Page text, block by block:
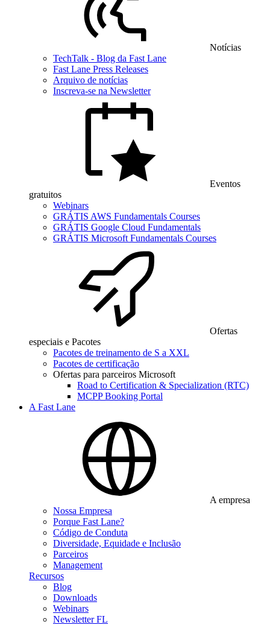
Notícias
TechTalk - Blog da Fast Lane
Fast Lane Press Releases
Arquivo de notícias
Inscreva-se na Newsletter
Eventos
gratuitos
Webinars
GRÁTIS AWS Fundamentals Courses
GRÁTIS Google Cloud Fundamentals
GRÁTIS Microsoft Fundamentals Courses
Ofertas
especiais e Pacotes
Pacotes de treinamento de S a XXL
Pacotes de certificação
Ofertas para parceiros Microsoft
Road to Certification & Specialization (RTC)
MCPP Booking Portal
A Fast Lane
A empresa
Nossa Empresa
Porque Fast Lane?
Código de Conduta
Diversidade, Equidade e Inclusão
Parceiros
Management
Recursos
Blog
Downloads
Webinars
Newsletter FL